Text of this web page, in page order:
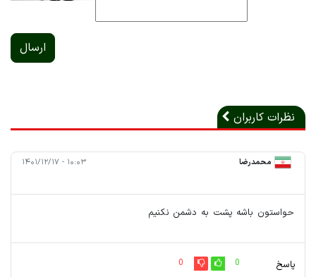
ارسال
نظرات کاربران
محمدرضا ۱۰:۰۳ - ۱۴۰۱/۱۲/۱۷
حواستون باشه پشت به دشمن نکنیم
پاسخ 0
0